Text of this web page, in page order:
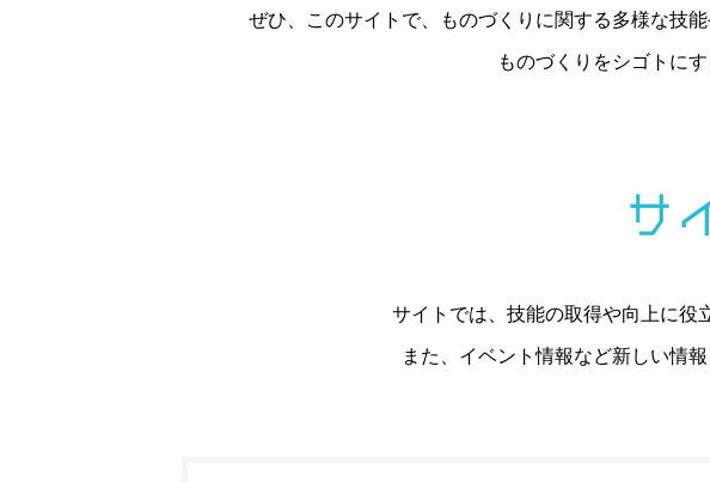
ぜひ、このサイトで、ものづくりに関する多様な技
ものづくりをシゴトに
サ
サイトでは、技能の取得や向上に役
また、イベント情報など新しい情